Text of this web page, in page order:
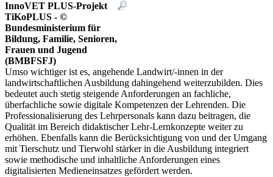
InnoVET PLUS-Projekt
TiKoPLUS - ©
Bundesministerium für
Bildung, Familie, Senioren,
Frauen und Jugend
(BMBFSFJ)
Umso wichtiger ist es, angehende Landwirt/-innen in der
landwirtschaftlichen Ausbildung dahingehend weiterzubilden. Dies
bedeutet auch stetig steigende Anforderungen an fachliche,
überfachliche sowie digitale Kompetenzen der Lehrenden. Die
Professionalisierung des Lehrpersonals kann dazu beitragen, die
Qualität im Bereich didaktischer Lehr-Lernkonzepte weiter zu
erhöhen. Ebenfalls kann die Berücksichtigung von und der Umgang
mit Tierschutz und Tierwohl stärker in die Ausbildung integriert
sowie methodische und inhaltliche Anforderungen eines
digitalisierten Medieneinsatzes gefördert werden.